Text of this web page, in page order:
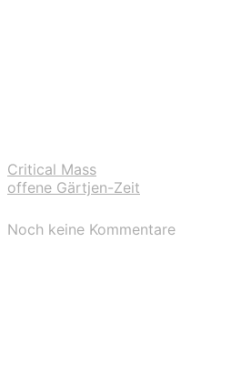
Critical Mass
offene Gärtjen-Zeit
Noch keine Kommentare